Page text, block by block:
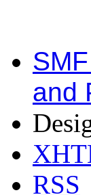
and
RSS